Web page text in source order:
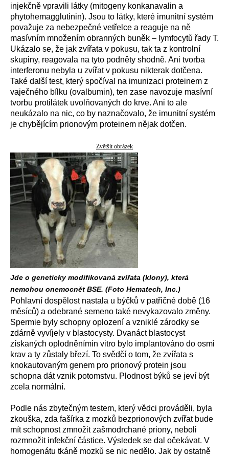
injekčně vpravili látky (mitogeny konkanavalin a
phytohemagglutinin). Jsou to látky, které imunitní systém
považuje za nebezpečné vetřelce a reaguje na ně
masívním množením obranných buněk – lymfocytů řady T.
Ukázalo se, že jak zvířata v pokusu, tak ta z kontrolní
skupiny, reagovala na tyto podněty shodně. Ani tvorba
interferonu nebyla u zvířat v pokusu nikterak dotčena.
Také další test, který spočíval na imunizaci proteinem z
vaječného bílku (ovalbumin), ten zase navozuje masívní
tvorbu protilátek uvolňovaných do krve. Ani to ale
neukázalo na nic, co by naznačovalo, že imunitní systém
je chybějícím prionovým proteinem nějak dotčen.
Zvětšit obrázek
Jde o geneticky modifikovaná zvířata (klony), která
nemohou onemocnět BSE. (Foto Hematech, Inc.)
Pohlavní dospělost nastala u býčků v patřičné době (16
měsíců) a odebrané semeno také nevykazovalo změny.
Spermie byly schopny oplození a vzniklé zárodky se
zdárně vyvíjely v blastocysty. Dvanáct blastocyst
získaných oplodněnímin vitro bylo implantováno do osmi
krav a ty zůstaly březí. To svědčí o tom, že zvířata s
knokautovaným genem pro prionový protein jsou
schopna dát vznik potomstvu. Plodnost býků se jeví být
zcela normální.
Podle nás zbytečným testem, který vědci prováděli, byla
zkouška, zda fašírka z mozků bezprionových zvířat bude
mít schopnost zmnožit zašmodrchané priony, neboli
rozmnožit infekční částice. Výsledek se dal očekávat. V
homogenátu tkáně mozků se nic nedělo. Jak by ostatně